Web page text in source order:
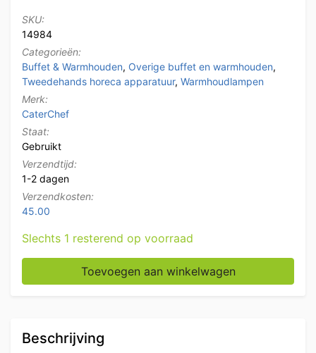
SKU:
14984
Categorieën:
Buffet & Warmhouden, Overige buffet en warmhouden,
Tweedehands horeca apparatuur, Warmhoudlampen
Merk:
CaterChef
Staat:
Gebruikt
Verzendtijd:
1-2 dagen
Verzendkosten:
45.00
Slechts 1 resterend op voorraad
RVS Caterchef Warmhoudplaat 2 x 1/1 GN 230V
Toevoegen aan winkelwagen
Beschrijving